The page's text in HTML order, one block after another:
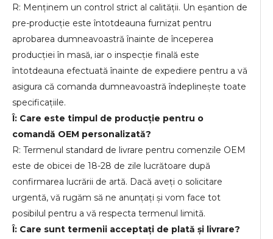
R: Menținem un control strict al calității. Un eșantion de
pre-producție este întotdeauna furnizat pentru
aprobarea dumneavoastră înainte de începerea
producției în masă, iar o inspecție finală este
întotdeauna efectuată înainte de expediere pentru a vă
asigura că comanda dumneavoastră îndeplinește toate
specificațiile.
Î: Care este timpul de producție pentru o
comandă OEM personalizată?
R: Termenul standard de livrare pentru comenzile OEM
este de obicei de 18-28 de zile lucrătoare după
confirmarea lucrării de artă. Dacă aveți o solicitare
urgentă, vă rugăm să ne anunțați și vom face tot
posibilul pentru a vă respecta termenul limită.
Î: Care sunt termenii acceptați de plată și livrare?